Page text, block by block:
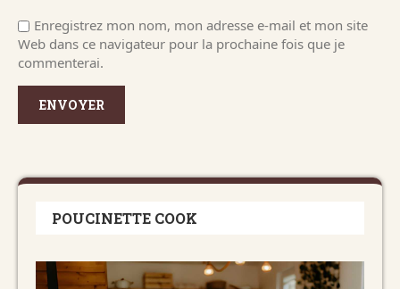
Enregistrez mon nom, mon adresse e-mail et mon site
Web dans ce navigateur pour la prochaine fois que je
commenterai.
POUCINETTE COOK